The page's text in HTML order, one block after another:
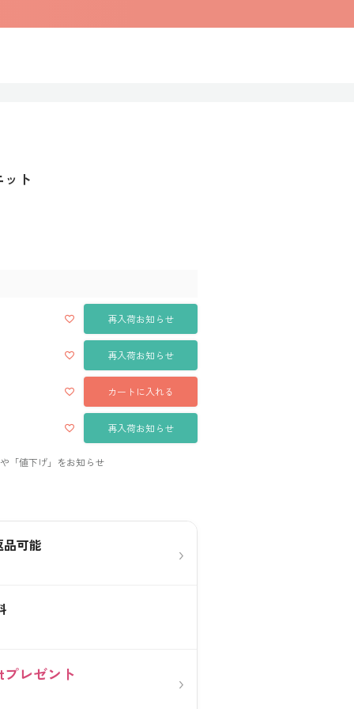
ット
再入荷お知らせ
再入荷お知らせ
カートに入れる
再入荷お知らせ
可能 ›
プレゼント ›